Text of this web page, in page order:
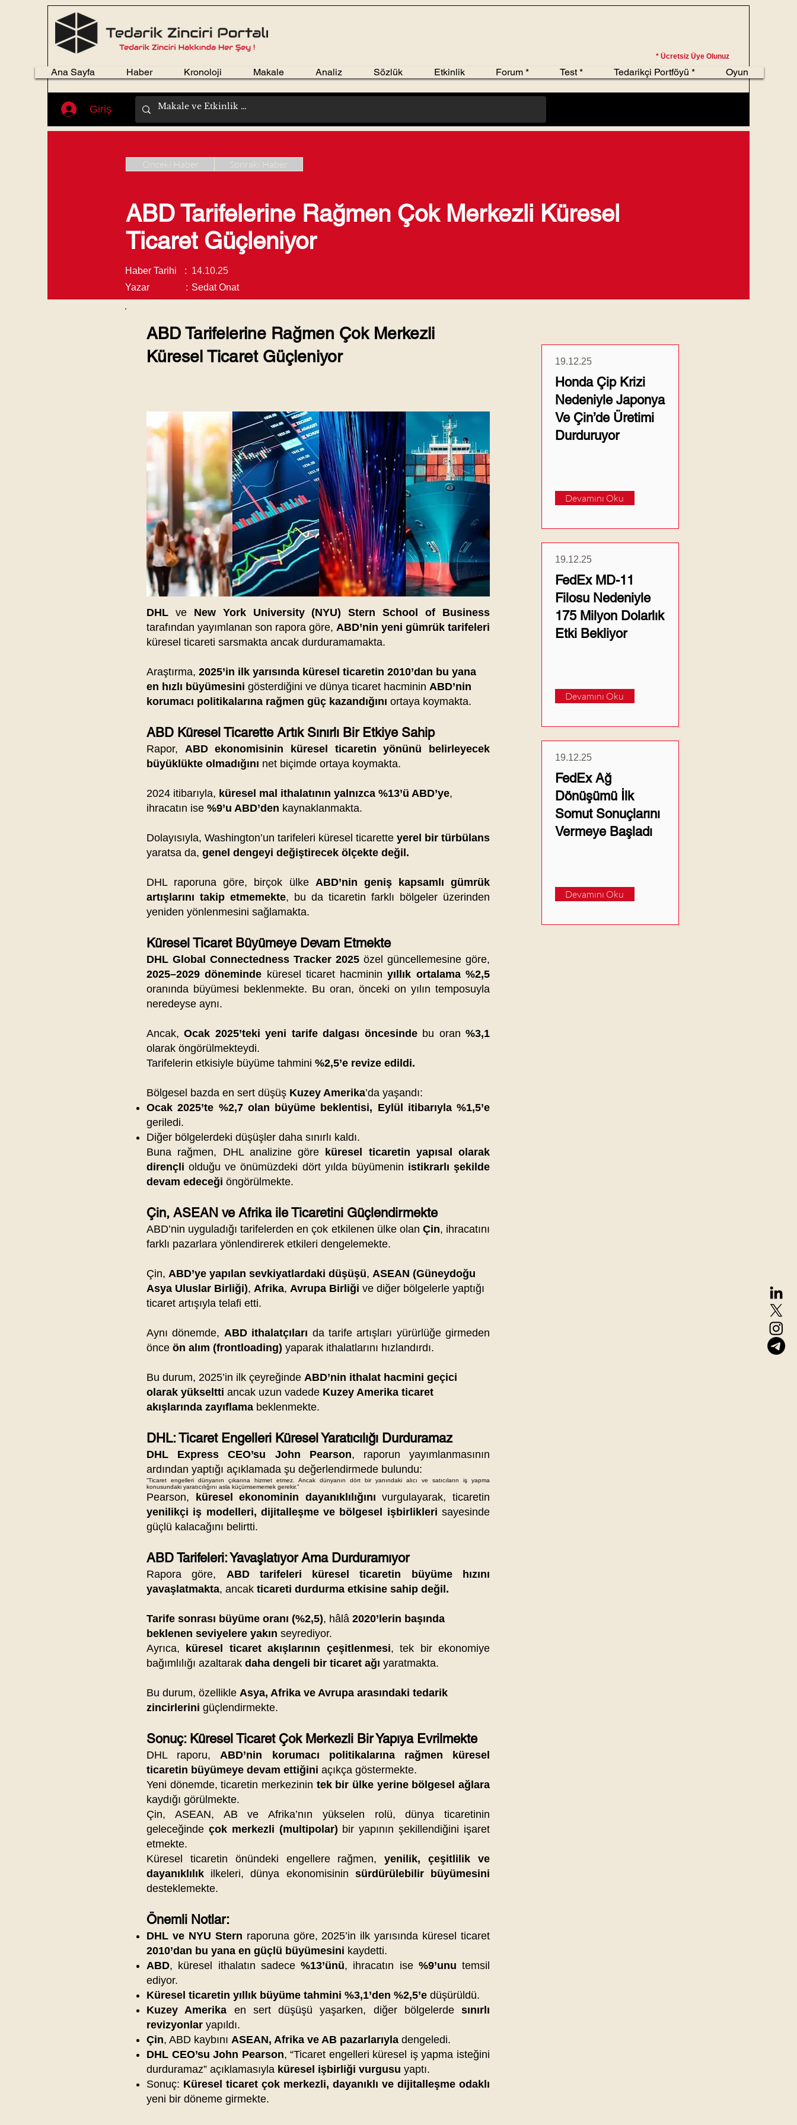
* Ücretsiz Üye Olunuz
Giriş
Ana Sayfa Haber Kronoloji Makale Analiz Sözlük Etkinlik Forum * Test * Tedarikçi Portföyü * Oyun
Önceki Haber Sonraki Haber
ABD Tarifelerine Rağmen Çok Merkezli Küresel
Ticaret Güçleniyor
Haber Tarihi : 14.10.25
Yazar
: Sedat Onat
ABD Tarifelerine Rağmen Çok Merkezli
Küresel Ticaret Güçleniyor
DHL ve New York University (NYU) Stern School of Business
tarafından yayımlanan son rapora göre, ABD’nin yeni gümrük tarifeleri
küresel ticareti sarsmakta ancak durduramamakta.
Araştırma, 2025’in ilk yarısında küresel ticaretin 2010’dan bu yana
en hızlı büyümesini gösterdiğini ve dünya ticaret hacminin ABD’nin
korumacı politikalarına rağmen güç kazandığını ortaya koymakta.
ABD Küresel Ticarette Artık Sınırlı Bir Etkiye Sahip
Rapor, ABD ekonomisinin küresel ticaretin yönünü belirleyecek
büyüklükte olmadığını net biçimde ortaya koymakta.
2024 itibarıyla, küresel mal ithalatının yalnızca %13’ü ABD’ye,
ihracatın ise %9’u ABD’den kaynaklanmakta.
Dolayısıyla, Washington’un tarifeleri küresel ticarette yerel bir türbülans
yaratsa da, genel dengeyi değiştirecek ölçekte değil.
DHL raporuna göre, birçok ülke ABD’nin geniş kapsamlı gümrük
artışlarını takip etmemekte, bu da ticaretin farklı bölgeler üzerinden
yeniden yönlenmesini sağlamakta.
Küresel Ticaret Büyümeye Devam Etmekte
DHL Global Connectedness Tracker 2025 özel güncellemesine göre,
2025–2029 döneminde küresel ticaret hacmininyıllık ortalama %2,5
oranında büyümesi beklenmekte. Bu oran, önceki on yılın temposuyla
neredeyse aynı.
Ancak,Ocak 2025’teki yeni tarife dalgası öncesindebu oran%3,1
olarak öngörülmekteydi.
Tarifelerin etkisiyle büyüme tahmini %2,5’e revize edildi.
Bölgesel bazda en sert düşüş Kuzey Amerika’da yaşandı:
Ocak 2025’te %2,7 olan büyüme beklentisi, Eylül itibarıyla %1,5’e
geriledi.
Diğer bölgelerdeki düşüşler daha sınırlı kaldı.
Buna rağmen, DHL analizine göre
küresel ticaretin yapısal olarak
dirençli olduğu ve önümüzdeki dört yılda büyümenin istikrarlı şekilde
devam edeceği öngörülmekte.
Çin, ASEAN ve Afrika ile Ticaretini Güçlendirmekte
ABD’nin uyguladığı tarifelerden en çok etkilenen ülke olan Çin, ihracatını
farklı pazarlara yönlendirerek etkileri dengelemekte.
Çin, ABD’ye yapılan sevkiyatlardaki düşüşü, ASEAN (Güneydoğu
Asya Uluslar Birliği), Afrika, Avrupa Birliği ve diğer bölgelerle yaptığı
ticaret artışıyla telafi etti.
Aynı dönemde, ABD ithalatçıları da tarife artışları yürürlüğe girmeden
önce ön alım (frontloading) yaparak ithalatlarını hızlandırdı.
Bu durum, 2025’in ilk çeyreğinde ABD’nin ithalat hacmini geçici
olarak yükseltti ancak uzun vadede Kuzey Amerika ticaret
akışlarında zayıflama beklenmekte.
DHL: Ticaret Engelleri Küresel Yaratıcılığı Durduramaz
DHL Express CEO’su John Pearson, raporun yayımlanmasının
ardından yaptığı açıklamada şu değerlendirmede bulundu:
“Ticaret engelleri dünyanın çıkarına hizmet etmez. Ancak dünyanın dört bir yanındaki alıcı ve satıcıların iş yapma
konusundaki yaratıcılığını asla küçümsememek gerekir.”
Pearson, küresel ekonominin dayanıklılığını vurgulayarak, ticaretin
yenilikçi iş modelleri, dijitalleşme ve bölgesel işbirlikleri sayesinde
güçlü kalacağını belirtti.
ABD Tarifeleri: Yavaşlatıyor Ama Durduramıyor
Rapora göre, ABD tarifeleri küresel ticaretin büyüme hızını
yavaşlatmakta, ancak ticareti durdurma etkisine sahip değil.
Tarife sonrası büyüme oranı (%2,5), hâlâ 2020’lerin başında
beklenen seviyelere yakın seyrediyor.
Ayrıca,
küresel ticaret akışlarının çeşitlenmesi, tek bir ekonomiye
bağımlılığı azaltarak daha dengeli bir ticaret ağı yaratmakta.
Bu durum, özellikle Asya, Afrika ve Avrupa arasındaki tedarik
zincirlerini güçlendirmekte.
Sonuç: Küresel Ticaret Çok Merkezli Bir Yapıya Evrilmekte
DHL raporu,ABD’nin korumacı politikalarına rağmen küresel
ticaretin büyümeye devam ettiğini açıkça göstermekte.
Yeni dönemde, ticaretin merkezinin tek bir ülke yerine bölgesel ağlara
kaydığı görülmekte.
Çin, ASEAN, AB ve Afrika’nın yükselen rolü, dünya ticaretinin
geleceğinde çok merkezli (multipolar) bir yapının şekillendiğini işaret
etmekte.
Küresel ticaretin önündeki engellere rağmen,yenilik, çeşitlilik ve
dayanıklılık ilkeleri, dünya ekonomisinin sürdürülebilir büyümesini
desteklemekte.
Önemli Notlar:
DHL ve NYU Stern raporuna göre, 2025’in ilk yarısında küresel ticaret
2010’dan bu yana en güçlü büyümesini kaydetti.
ABD, küresel ithalatın sadece %13’ünü, ihracatın ise %9’unu temsil
ediyor.
Küresel ticaretin yıllık büyüme tahmini %3,1’den %2,5’e düşürüldü.
Kuzey Amerika en sert düşüşü yaşarken, diğer bölgelerde sınırlı
revizyonlar yapıldı.
Çin, ABD kaybını ASEAN, Afrika ve AB pazarlarıyla dengeledi.
DHL CEO’su John Pearson, “Ticaret engelleri küresel iş yapma isteğini
durduramaz” açıklamasıyla küresel işbirliği vurgusu yaptı.
Sonuç: Küresel ticaret çok merkezli, dayanıklı ve dijitalleşme odaklı
yeni bir döneme girmekte.
19.12.25
Honda Çip Krizi
Nedeniyle Japonya
Ve Çin’de Üretimi
Durduruyor
Devamını Oku
19.12.25
FedEx MD-11
Filosu Nedeniyle
175 Milyon Dolarlık
Etki Bekliyor
Devamını Oku
19.12.25
FedEx Ağ
Dönüşümü İlk
Somut Sonuçlarını
Vermeye Başladı
Devamını Oku